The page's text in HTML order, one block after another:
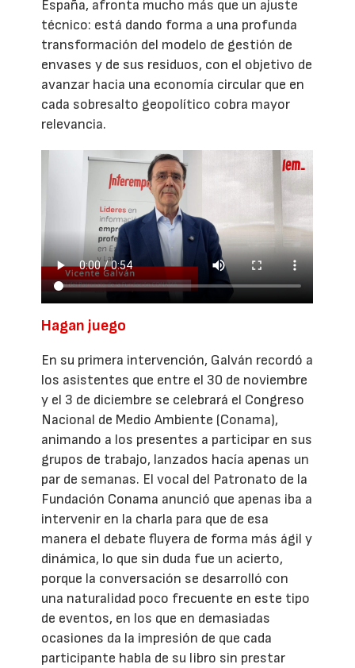
España, afronta mucho más que un ajuste
técnico: está dando forma a una profunda
transformación del modelo de gestión de
envases y de sus residuos, con el objetivo de
avanzar hacia una economía circular que en
cada sobresalto geopolítico cobra mayor
relevancia.
Hagan juego
En su primera intervención, Galván recordó a
los asistentes que entre el 30 de noviembre
y el 3 de diciembre se celebrará el Congreso
Nacional de Medio Ambiente (Conama),
animando a los presentes a participar en sus
grupos de trabajo, lanzados hacía apenas un
par de semanas. El vocal del Patronato de la
Fundación Conama anunció que apenas iba a
intervenir en la charla para que de esa
manera el debate fluyera de forma más ágil y
dinámica, lo que sin duda fue un acierto,
porque la conversación se desarrolló con
una naturalidad poco frecuente en este tipo
de eventos, en los que en demasiadas
ocasiones da la impresión de que cada
participante habla de su libro sin prestar